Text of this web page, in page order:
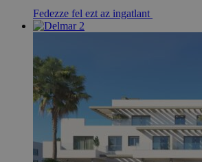
Fedezze fel ezt az ingatlant